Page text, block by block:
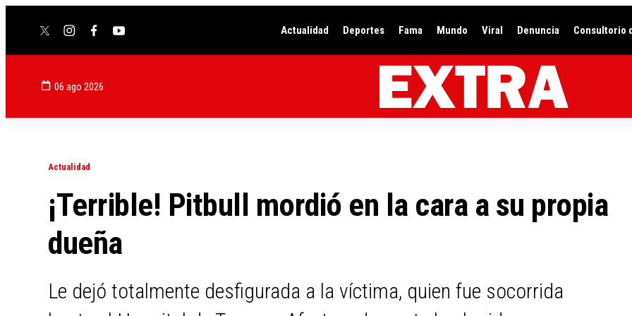
twitterinstagram
facebookyoutube Actualidad Deportes Fama Mundo Viral Denuncia Consultorio
06 ago 2026
Actualidad
¡Terrible! Pitbull mordió en la cara a su propia
dueña
Le dejó totalmente desfigurada a la víctima, quien fue socorrida